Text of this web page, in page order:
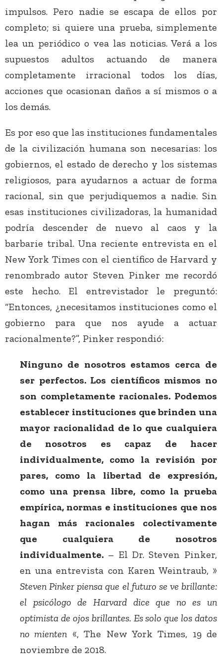
impulsos. Pero nadie se escapa de ellos por
completo; si quiere una prueba, simplemente
lea un periódico o vea las noticias. Verá a los
supuestos adultos actuando de manera
completamente irracional todos los días,
acciones que ocasionan daños a sí mismos o a
los demás.
Es por eso que las instituciones fundamentales
de la civilización humana son necesarias: los
gobiernos, el estado de derecho y los sistemas
religiosos, para ayudarnos a actuar de forma
racional, sin que perjudiquemos a nadie. Sin
esas instituciones civilizadoras, la humanidad
podría descender de nuevo al caos y la
barbarie tribal. Una reciente entrevista en el
New York Times con el científico de Harvard y
renombrado autor Steven Pinker me recordó
este hecho. El entrevistador le preguntó:
“Entonces, ¿necesitamos instituciones como el
gobierno para que nos ayude a actuar
racionalmente?”, Pinker respondió:
Ninguno de nosotros estamos cerca de
ser perfectos. Los científicos mismos no
son completamente racionales. Podemos
establecer instituciones que brinden una
mayor racionalidad de lo que cualquiera
de nosotros es capaz de hacer
individualmente, como la revisión por
pares, como la libertad de expresión,
como una prensa libre, como la prueba
empírica, normas e instituciones que nos
hagan más racionales colectivamente
que cualquiera de nosotros
individualmente. – El Dr. Steven Pinker,
en una entrevista con Karen Weintraub, »
Steven Pinker piensa que el futuro se ve brillante:
el psicólogo de Harvard dice que no es un
optimista de ojos brillantes. Es solo que los datos
no mienten «, The New York Times, 19 de
noviembre de 2018.